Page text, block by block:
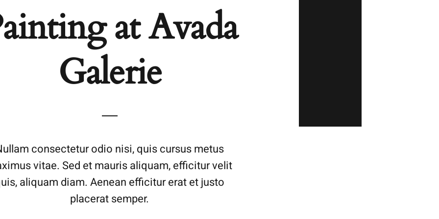
at Avada
Galerie
consectetur odio nisi, quis cursus metus
vitae. Sed et mauris aliquam, efficitur velit
aliquam diam. Aenean efficitur erat et justo
placerat semper.